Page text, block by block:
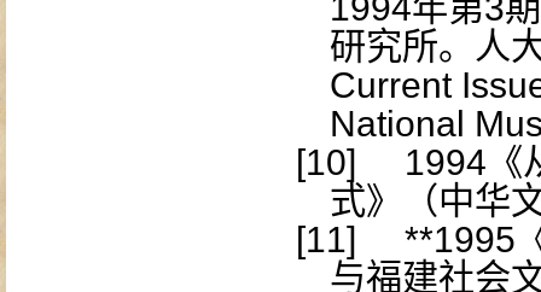
研究所。人
Current
National
[10]
1994
式》（中华
[11]
**1995
与福建社会